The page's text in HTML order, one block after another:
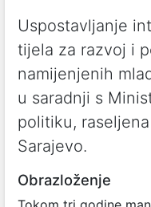
Uspostavljanje
tijela za razvoj i
namijenjenih
u saradnji s
politiku,
Sarajevo.
Obrazloženje